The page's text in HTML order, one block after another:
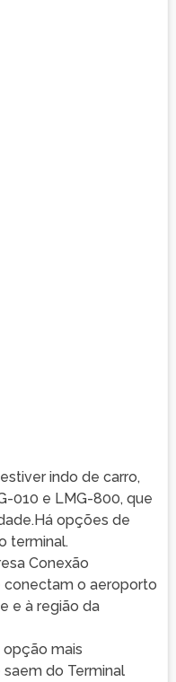
indo de carro,
010 e LMG-800, que
opções de
terminal.
Conexão
conectam o aeroporto
e à região da
opção mais
do Terminal